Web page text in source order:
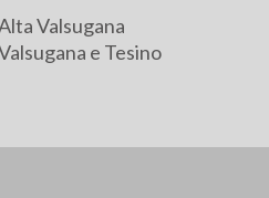
Valsugana
e Tesino